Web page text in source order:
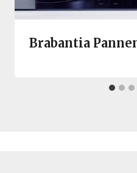
Brabantia